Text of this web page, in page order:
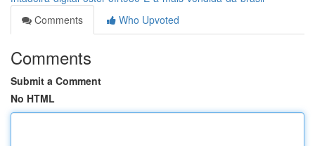
Comments
Who Upvoted
Comments
Submit a Comment
No HTML